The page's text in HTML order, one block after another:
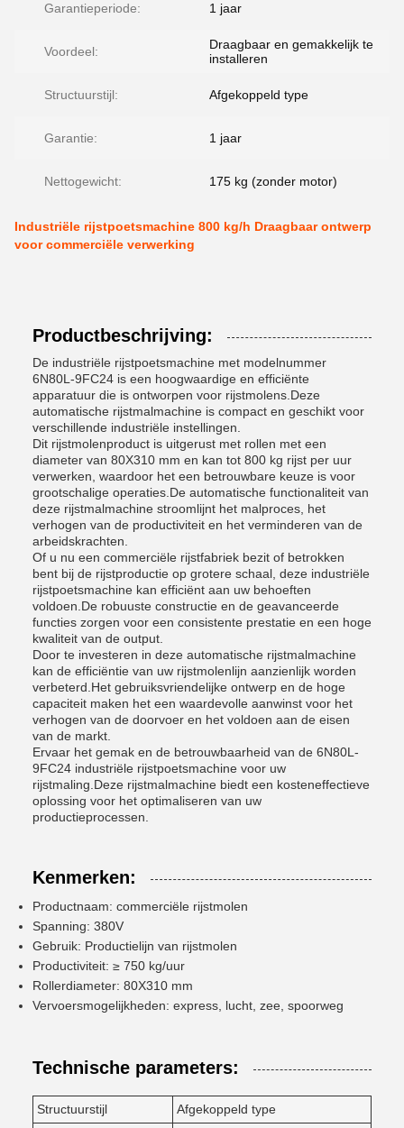
Garantieperiode: 1 jaar
Voordeel:
Draagbaar en gemakkelijk te
installeren
Structuurstijl: Afgekoppeld type
Garantie: 1 jaar
Nettogewicht: 175 kg (zonder motor)
Industriële rijstpoetsmachine 800 kg/h Draagbaar ontwerp
voor commerciële verwerking
Productbeschrijving:
De industriële rijstpoetsmachine met modelnummer
6N80L-9FC24 is een hoogwaardige en efficiënte
apparatuur die is ontworpen voor rijstmolens.Deze
automatische rijstmalmachine is compact en geschikt voor
verschillende industriële instellingen.
Dit rijstmolenproduct is uitgerust met rollen met een
diameter van 80X310 mm en kan tot 800 kg rijst per uur
verwerken, waardoor het een betrouwbare keuze is voor
grootschalige operaties.De automatische functionaliteit van
deze rijstmalmachine stroomlijnt het malproces, het
verhogen van de productiviteit en het verminderen van de
arbeidskrachten.
Of u nu een commerciële rijstfabriek bezit of betrokken
bent bij de rijstproductie op grotere schaal, deze industriële
rijstpoetsmachine kan efficiënt aan uw behoeften
voldoen.De robuuste constructie en de geavanceerde
functies zorgen voor een consistente prestatie en een hoge
kwaliteit van de output.
Door te investeren in deze automatische rijstmalmachine
kan de efficiëntie van uw rijstmolenlijn aanzienlijk worden
verbeterd.Het gebruiksvriendelijke ontwerp en de hoge
capaciteit maken het een waardevolle aanwinst voor het
verhogen van de doorvoer en het voldoen aan de eisen
van de markt.
Ervaar het gemak en de betrouwbaarheid van de 6N80L-
9FC24 industriële rijstpoetsmachine voor uw
rijstmaling.Deze rijstmalmachine biedt een kosteneffectieve
oplossing voor het optimaliseren van uw
productieprocessen.
Kenmerken:
Productnaam: commerciële rijstmolen
Spanning: 380V
Gebruik: Productielijn van rijstmolen
Productiviteit: ≥ 750 kg/uur
Rollerdiameter: 80X310 mm
Vervoersmogelijkheden: express, lucht, zee, spoorweg
Technische parameters:
Structuurstijl Afgekoppeld type